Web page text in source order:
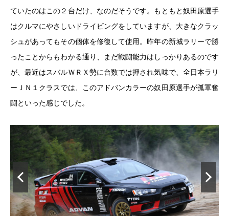
ていたのはこの２台だけ、なのだそうです。もともと奴田原選手
はクルマにやさしいドライビングをしていますが、大きなクラッ
シュがあってもその個体を修復して使用。昨年の新城ラリーで勝
ったことからもわかる通り、まだ戦闘能力はしっかりあるのです
が、最近はスバルＷＲＸ勢に台数では押され気味で、全日本ラリ
ーＪＮ１クラスでは、このアドバンカラーの奴田原選手が孤軍奮
闘といった感じでした。